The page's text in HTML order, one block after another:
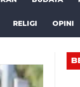
RELIGI OPINI